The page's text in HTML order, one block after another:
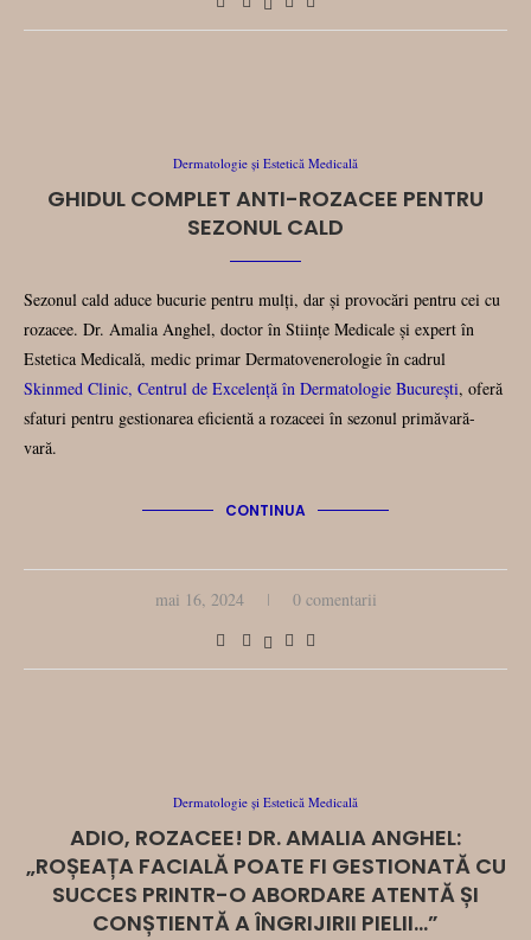
Dermatologie și Estetică Medicală
GHIDUL COMPLET ANTI-ROZACEE PENTRU
SEZONUL CALD
Sezonul cald aduce bucurie pentru mulți, dar și provocări pentru cei cu
rozacee. Dr. Amalia Anghel, doctor în Stiințe Medicale și expert în
Estetica Medicală, medic primar Dermatovenerologie în cadrul
Skinmed Clinic, Centrul de Excelență în Dermatologie București, oferă
sfaturi pentru gestionarea eficientă a rozaceei în sezonul primăvară-
vară.
CONTINUA
mai 16, 2024 0 comentarii
Dermatologie și Estetică Medicală
ADIO, ROZACEE! DR. AMALIA ANGHEL:
„ROȘEAȚA FACIALĂ POATE FI GESTIONATĂ CU
SUCCES PRINTR-O ABORDARE ATENTĂ ȘI
CONȘTIENTĂ A ÎNGRIJIRII PIELII…”